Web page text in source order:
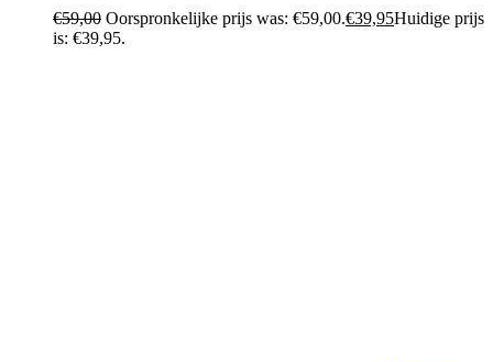
€59,00 Oorspronkelijke prijs was: €59,00.€39,95Huidige prijs
is: €39,95.